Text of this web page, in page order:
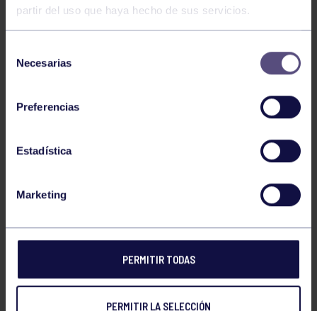
partir del uso que haya hecho de sus servicios.
Necesarias
Preferencias
Estadística
Marketing
PERMITIR TODAS
PERMITIR LA SELECCIÓN